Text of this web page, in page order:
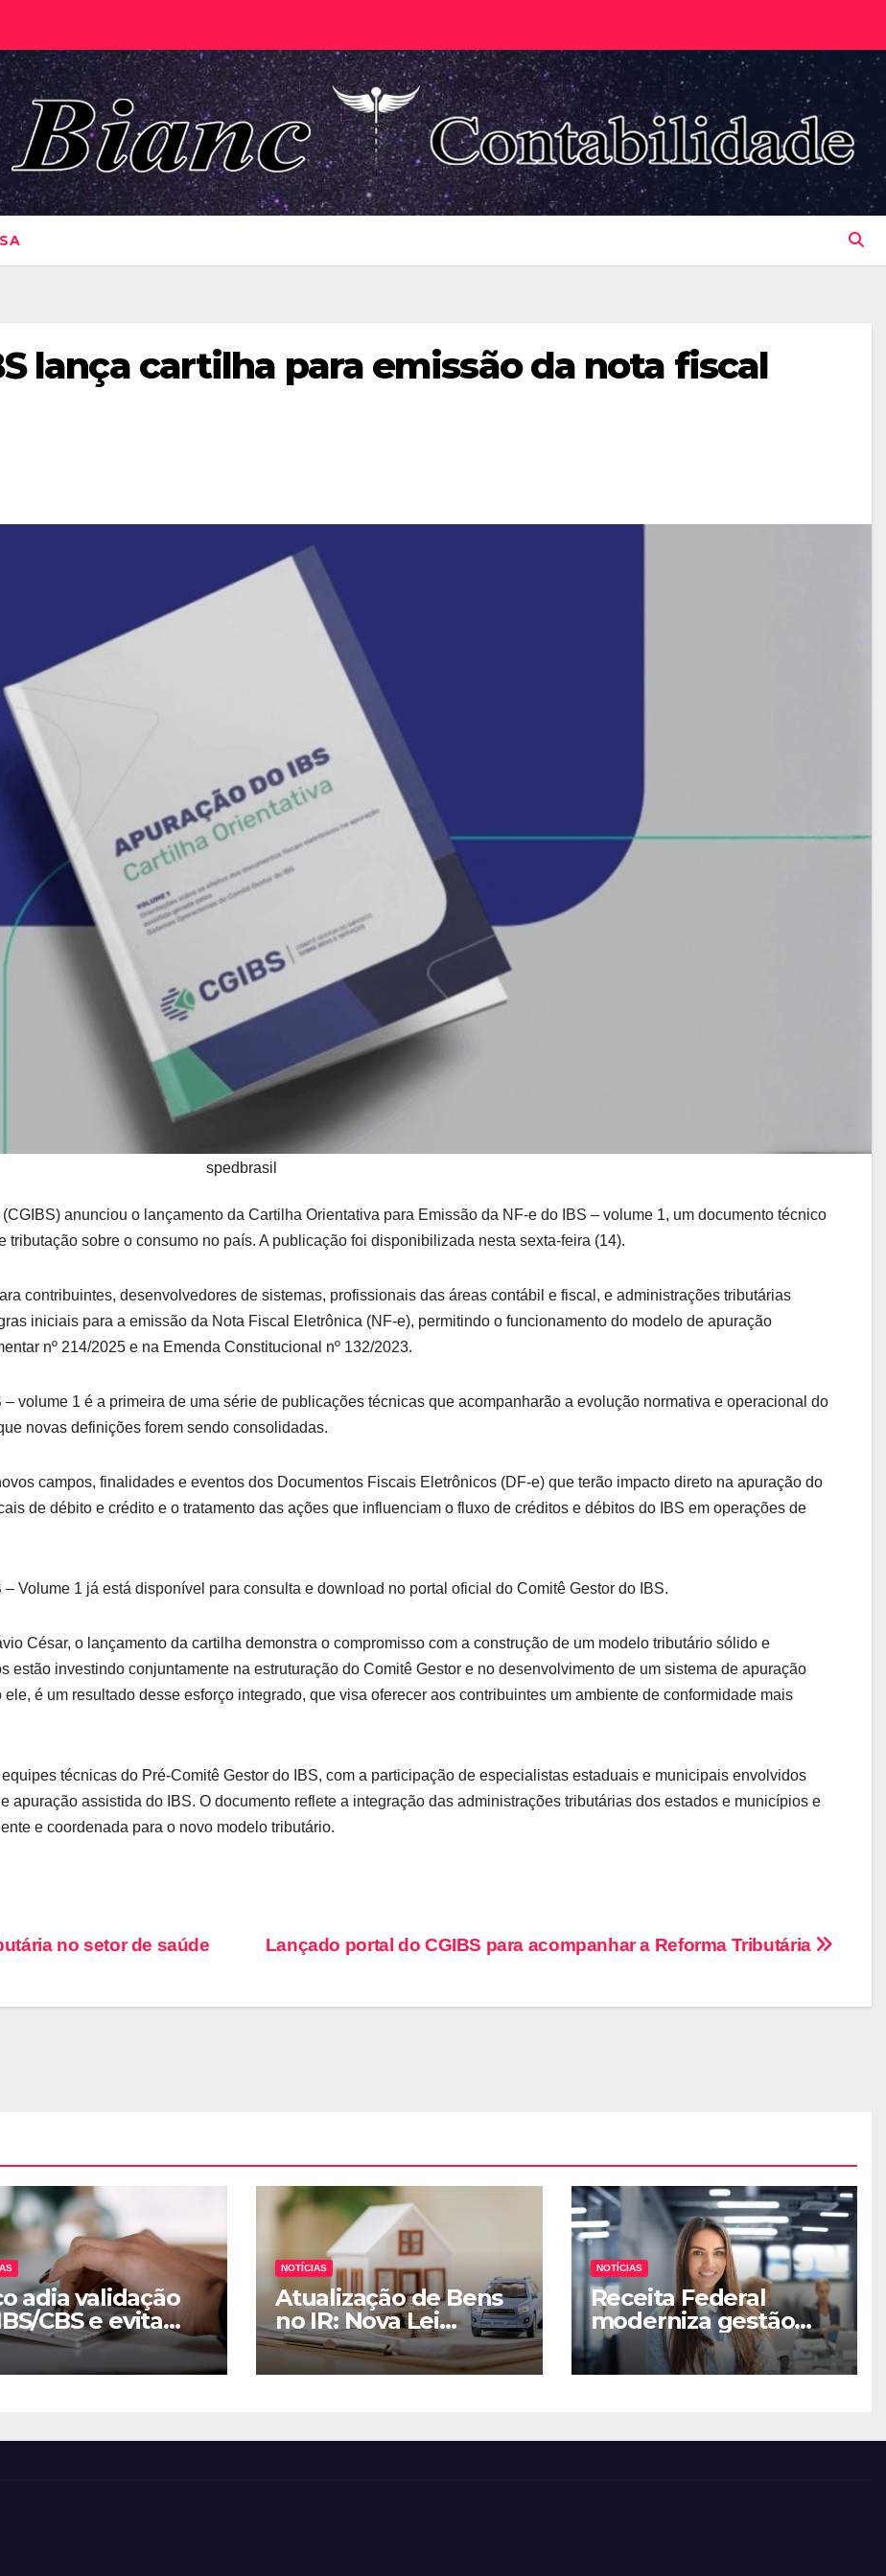
lança cartilha para emissão da nota fiscal
spedbrasil
anunciou o lançamento da Cartilha Orientativa para Emissão da NF-e do IBS – volume 1, um documento técnico
sobre o consumo no país. A publicação foi disponibilizada nesta sexta-feira (14).
contribuintes, desenvolvedores de sistemas, profissionais das áreas contábil e fiscal, e administrações tributárias
iniciais para a emissão da Nota Fiscal Eletrônica (NF-e), permitindo o funcionamento do modelo de apuração
nº 214/2025 e na Emenda Constitucional nº 132/2023.
volume 1 é a primeira de uma série de publicações técnicas que acompanharão a evolução normativa e operacional do
novas definições forem sendo consolidadas.
campos, finalidades e eventos dos Documentos Fiscais Eletrônicos (DF-e) que terão impacto direto na apuração do
de débito e crédito e o tratamento das ações que influenciam o fluxo de créditos e débitos do IBS em operações de
Volume 1 já está disponível para consulta e download no portal oficial do Comitê Gestor do IBS.
César, o lançamento da cartilha demonstra o compromisso com a construção de um modelo tributário sólido e
estão investindo conjuntamente na estruturação do Comitê Gestor e no desenvolvimento de um sistema de apuração
é um resultado desse esforço integrado, que visa oferecer aos contribuintes um ambiente de conformidade mais
técnicas do Pré-Comitê Gestor do IBS, com a participação de especialistas estaduais e municipais envolvidos
apuração assistida do IBS. O documento reflete a integração das administrações tributárias dos estados e municípios e
e coordenada para o novo modelo tributário.
Lançado portal do CGIBS para acompanhar a Reforma Tributária
no setor de saúde
adia validação
CBS e evita
de notas
NOTÍCIAS
Atualização de Bens
no IR: Nova Lei
Facilita Regularização
Patrimonial
NOTÍCIAS
Receita Federal
moderniza gestão
tributária com novo
módulo MAT